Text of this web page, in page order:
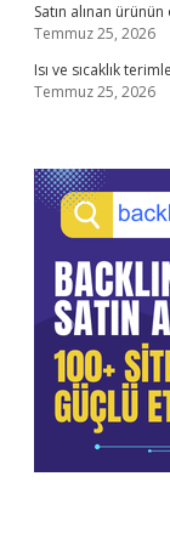
Satın alınan
Temmuz 25, 2026
Isı ve sıcaklık
Temmuz 25, 2026